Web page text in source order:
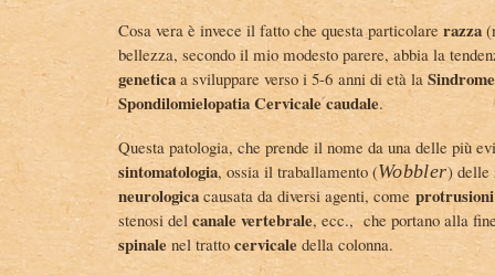
Cosa vera è invece il fatto che questa particolare razza
bellezza, secondo il mio modesto parere, abbia la
genetica a sviluppare verso i 5-6 anni di età la Sindrome
Spondilomielopatia Cervicale caudale.
Questa patologia, che prende il nome da una delle più
sintomatologia, ossia il traballamento (Wobbler) delle
neurologica causata da diversi agenti, come
stenosi del canale vertebrale, ecc., che portano alla
spinale nel tratto cervicale della colonna.